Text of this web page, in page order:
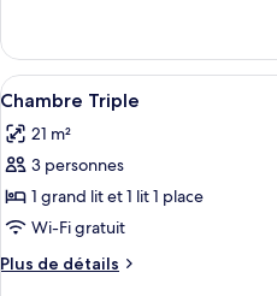
Chambre,
lits
une
place
le
type
de
Chambre,
2
une
place
Afficher
toutes
les
photos
pour
ce
type
de
5
Chambre Triple
21 m²
3 personnes
1 grand lit et 1 lit 1 place
Wi-Fi gratuit
Plus de détails
Plus